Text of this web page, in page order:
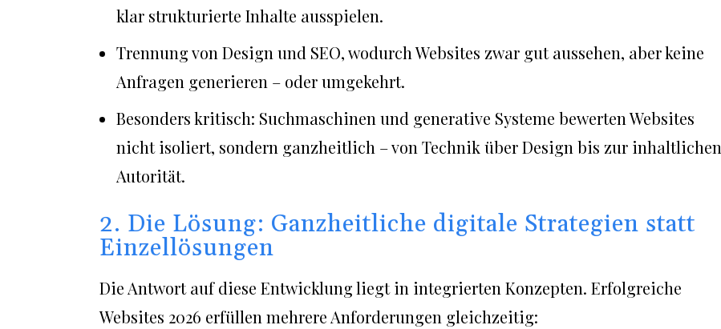
klar strukturierte Inhalte ausspielen.
Trennung von Design und SEO, wodurch Websites zwar gut aussehen, aber keine
Anfragen generieren – oder umgekehrt.
Besonders kritisch: Suchmaschinen und generative Systeme bewerten Websites
nicht isoliert, sondern ganzheitlich – von Technik über Design bis zur inhaltlichen
Autorität.
2. Die Lösung: Ganzheitliche digitale Strategien statt
Einzellösungen
Die Antwort auf diese Entwicklung liegt in integrierten Konzepten. Erfolgreiche
Websites 2026 erfüllen mehrere Anforderungen gleichzeitig: